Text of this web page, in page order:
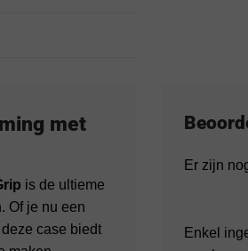
met
is de ultieme
Of je nu een
case biedt
Er zijn
Enkel